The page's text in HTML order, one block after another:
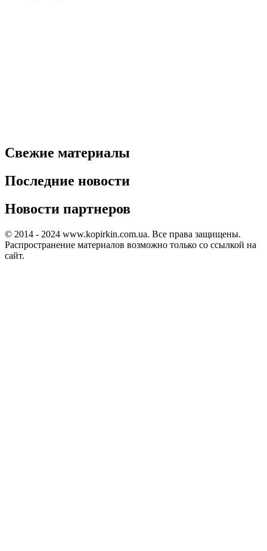
Свежие материалы
Последние новости
Новости партнеров
© 2014 - 2024 www.kopirkin.com.ua. Все права защищены.
Распространение материалов возможно только со ссылкой на
сайт.